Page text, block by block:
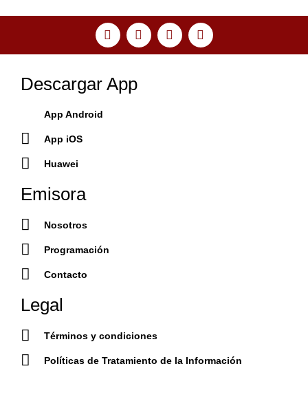
Descargar App
App Android
App iOS
Huawei
Emisora
Nosotros
Programación
Contacto
Legal
Términos y condiciones
Políticas de Tratamiento de la Información